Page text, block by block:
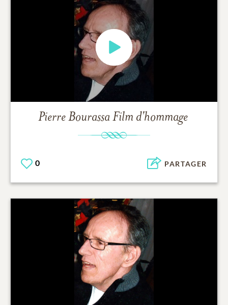
Pierre Bourassa Film d'hommage
0 PARTAGER